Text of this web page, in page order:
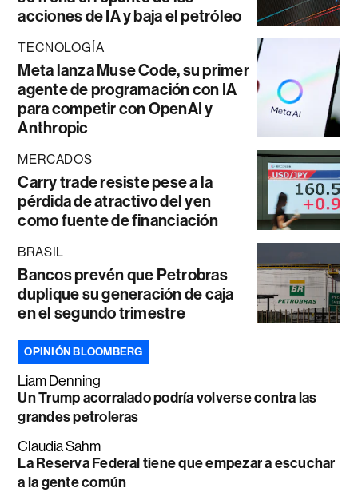
acciones de IA y baja el petróleo
TECNOLOGÍA
Meta lanza Muse Code, su primer
agente de programación con IA
para competir con OpenAI y
Anthropic
MERCADOS
Carry trade resiste pese a la
pérdida de atractivo del yen
como fuente de financiación
BRASIL
Bancos prevén que Petrobras
duplique su generación de caja
en el segundo trimestre
OPINIÓN BLOOMBERG
Liam Denning
Un Trump acorralado podría volverse contra las
grandes petroleras
Claudia Sahm
La Reserva Federal tiene que empezar a escuchar
a la gente común